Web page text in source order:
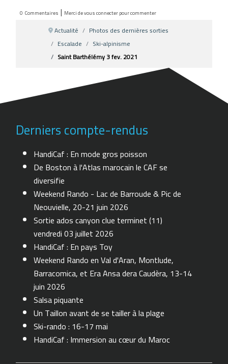
0 Commentaires | Merci de vous connecter pour commenter
Actualité
Photos des dernières sorties
Escalade
Ski-alpinisme
Saint Barthélémy 3 fev. 2021
Derniers compte-rendus
HandiCaf : En mode gros poisson
De Boston à l'Atlas marocain le CAF se
diversifie
Weekend Rando - Lac de Barroude & Pic de
Neouvielle, 20-21 juin 2026
Sortie ados canyon clue terminet (11)
vendredi 03 juillet 2026
HandiCaf : En pays Toy
Weekend Rando en Val d'Aran, Montlude,
Barracomica, et Era Ansa dera Caudèra, 13-14
juin 2026
Salsa piquante
Un Taillon avant de se tailler à la plage
Ski-rando : 16-17 mai
HandiCaf : Immersion au cœur du Maroc